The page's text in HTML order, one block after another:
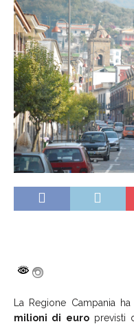
La Regione Campania
milioni di europrevisti